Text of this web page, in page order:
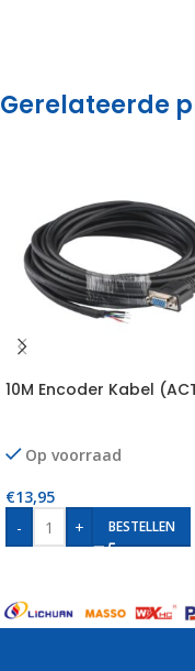
Gerelateerde
10M Encoder Kabel
Op voorraad
€13,95
-
+ BESTELLEN